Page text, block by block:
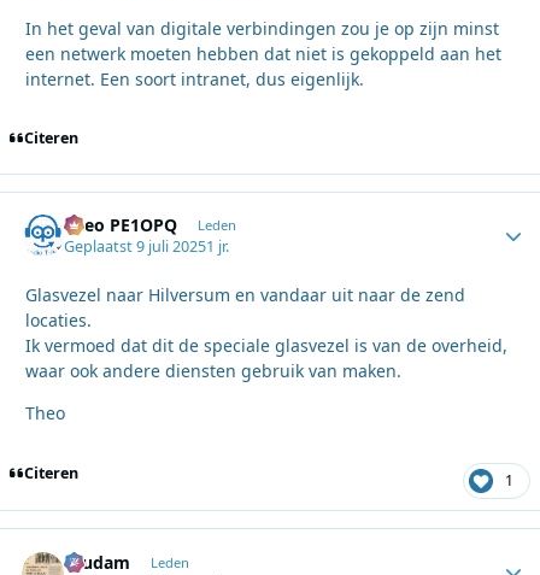
In het geval van digitale verbindingen zou je op zijn minst
een netwerk moeten hebben dat niet is gekoppeld aan het
internet. Een soort intranet, dus eigenlijk.
Citeren
Theo PE1OPQ Leden
Geplaatst9 juli 20251 jr.
Glasvezel naar Hilversum en vandaar uit naar de zend
locaties.
Ik vermoed dat dit de speciale glasvezel is van de overheid,
waar ook andere diensten gebruik van maken.
Theo
Citeren 1
ruudam Leden